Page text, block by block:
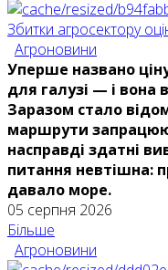
Збитки агросектору
Агроновини
Уперше названо
для галузі — і
Заразом стало
маршрути
насправді здатні
питання невтішна:
давало море.
05 серпня 2026
Більше
Агроновини